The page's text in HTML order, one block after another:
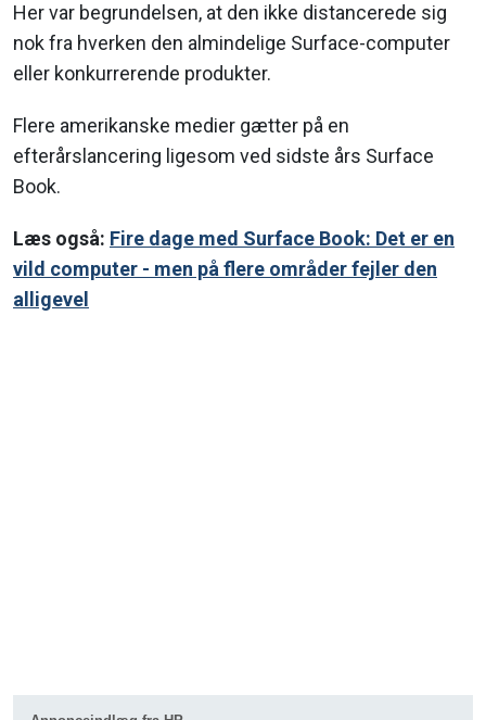
Her var begrundelsen, at den ikke distancerede sig
nok fra hverken den almindelige Surface-computer
eller konkurrerende produkter.
Flere amerikanske medier gætter på en
efterårslancering ligesom ved sidste års Surface
Book.
Læs også: Fire dage med Surface Book: Det er en
vild computer - men på flere områder fejler den
alligevel